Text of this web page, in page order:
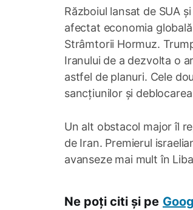
Războiul lansat de SUA
afectat economia
Strâmtorii Hormuz.
Iranului de a dezvolta o
astfel de planuri. Cele
sancțiunilor și
Un alt obstacol major îl
de Iran. Premierul
avanseze mai mult în
Ne poți citi și pe